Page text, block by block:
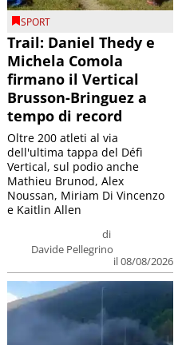
SPORT
Trail: Daniel Thedy e
Michela Comola
firmano il Vertical
Brusson-Bringuez a
tempo di record
di
Davide Pellegrino
il 08/08/2026
Oltre 200 atleti al via
dell'ultima tappa del Défì
Vertical, sul podio anche
Mathieu Brunod, Alex
Noussan, Miriam Di Vincenzo
e Kaitlin Allen